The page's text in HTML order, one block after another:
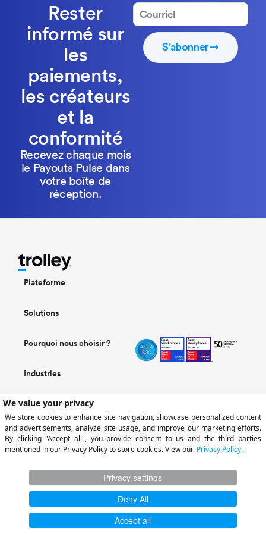
Rester
informé sur
les
paiements,
les créateurs
et la
conformité
Recevez chaque mois
le Payouts Pulse dans
votre boîte de
réception.
S'abonner
Plateforme
Solutions
Pourquoi nous choisir ?
Industries
Ressources
Juridique
2026 Trolley Technologies Inc. Tous droits réservés.
LOG IN S'INSCRIRE